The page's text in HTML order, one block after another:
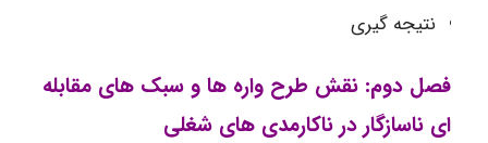
نتیجه گیری
فصل دوم: نقش طرح واره ها و سبک های مقابله
ای ناسازگار در ناکارمدی های شغلی